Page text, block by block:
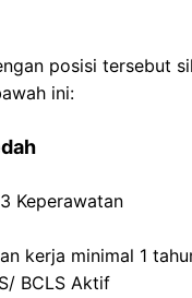
posisi tersebut
ini:
Keperawatan
kerja minimal 1
BCLS Aktif